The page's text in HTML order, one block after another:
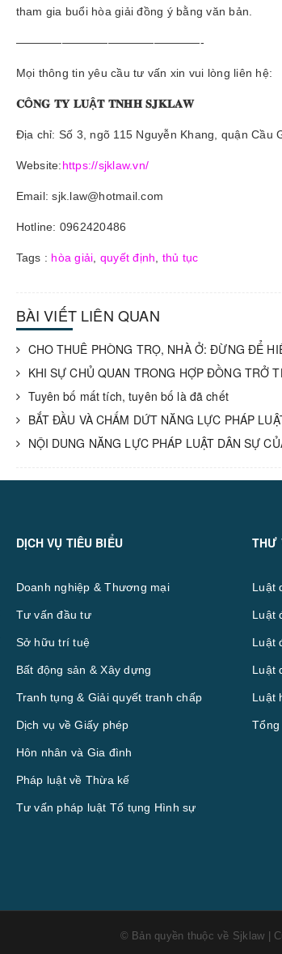
tham gia buổi hòa giải đồng ý bằng văn bản.
————————————————-
Mọi thông tin yêu cầu tư vấn xin vui lòng liên hệ:
𝐂Ô𝐍𝐆 𝐓𝐘 𝐋𝐔Ậ𝐓 𝐓𝐍𝐇𝐇 𝐒𝐉𝐊𝐋𝐀𝐖
Địa chỉ: Số 3, ngõ 115 Nguyễn Khang, quận Cầu
Website:https://sjklaw.vn/
Email: sjk.law@hotmail.com
Hotline: 0962420486
Tags : hòa giải quyết định thủ tục
BÀI VIẾT LIÊN QUAN
CHO THUÊ PHÒNG TRỌ, NHÀ Ở: ĐỪNG ĐỂ
KHI SỰ CHỦ QUAN TRONG HỢP ĐỒNG TRỞ
Tuyên bố mất tích, tuyên bố là đã chết
BẮT ĐẦU VÀ CHẤM DỨT NĂNG LỰC PHÁP
NỘI DUNG NĂNG LỰC PHÁP LUẬT DÂN SỰ
DỊCH VỤ TIÊU BIỂU
Doanh nghiệp & Thương mại
Tư vấn đầu tư
Sở hữu trí tuệ
Bất động sản & Xây dựng
Tranh tụng & Giải quyết tranh chấp
Dịch vụ về Giấy phép
Hôn nhân và Gia đình
Pháp luật về Thừa kế
Tư vấn pháp luật Tố tụng Hình sự
THƯ
Luật
Luật
Luật
Luật
Luật
© Bản quyền thuộc về Sjklaw